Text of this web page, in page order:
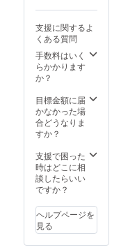
支援に関するよ
くある質問
手数料はいく
らかかります
か？
目標金額に届
かなかった場
合どうなりま
すか？
支援で困った
時はどこに相
談したらいい
ですか？
ヘルプページを
見る